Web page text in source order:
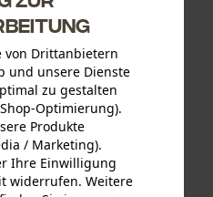
nach dem
Baumarten
damit gesund und
im Winter
von Drittanbietern
und unsere Dienste
zu gestalten
Optimierung).
Produkte
/ Marketing).
Ihre Einwilligung
widerrufen. Weitere